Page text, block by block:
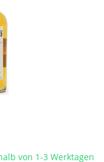
von 1-3 Werktagen